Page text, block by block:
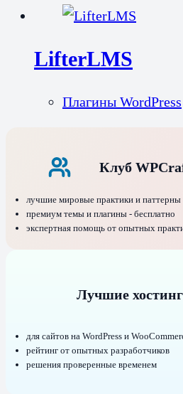
LifterLMS
Плагины WordPress
Клуб
лучшие мировые практики и паттерны
премиум темы и плагины - бесплатно
экспертная помощь от опытных
Лучшие
для сайтов на WordPress и
рейтинг от опытных разработчиков
решения проверенные временем